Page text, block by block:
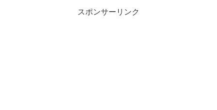
スポンサーリンク